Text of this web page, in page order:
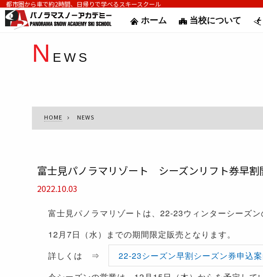
都市圏から車で約2時間、日帰りで学べるスキースクール
ホーム 当校について
N EWS
HOME NEWS
富士見パノラマリゾート シーズンリフト券早割
2022.10.03
富士見パノラマリゾートは、22-23ウィンターシーズ
12月7日（水）までの期間限定販売となります。
詳しくは ⇒
22-23シーズン早割シーズン券申込